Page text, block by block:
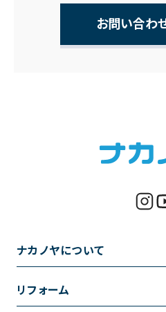
お問い合わ
ナカノヤについて
リフォーム